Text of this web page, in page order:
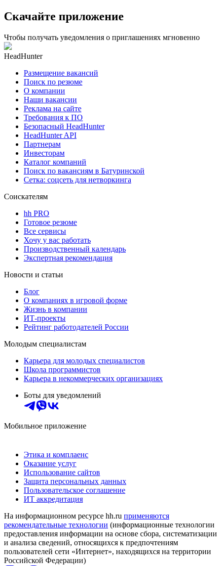
Скачайте приложение
Чтобы получать уведомления о приглашениях мгновенно
HeadHunter
Размещение вакансий
Поиск по резюме
О компании
Наши вакансии
Реклама на сайте
Требования к ПО
Безопасный HeadHunter
HeadHunter API
Партнерам
Инвесторам
Каталог компаний
Поиск по вакансиям в Батуринской
Сетка: соцсеть для нетворкинга
Соискателям
hh PRO
Готовое резюме
Все сервисы
Хочу у вас работать
Производственный календарь
Экспертная рекомендация
Новости и статьи
Блог
О компаниях в игровой форме
Жизнь в компании
ИТ-проекты
Рейтинг работодателей России
Молодым специалистам
Карьера для молодых специалистов
Школа программистов
Карьера в некоммерческих организациях
Боты для уведомлений
Мобильное приложение
Этика и комплаенс
Оказание услуг
Использование сайтов
Защита персональных данных
Пользовательское соглашение
ИТ аккредитация
На информационном ресурсе hh.ru применяются
рекомендательные технологии (информационные технологии
предоставления информации на основе сбора, систематизации
и анализа сведений, относящихся к предпочтениям
пользователей сети «Интернет», находящихся на территории
Российской Федерации)